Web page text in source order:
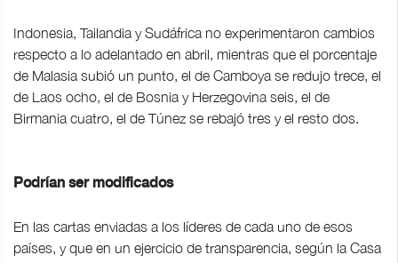
Indonesia, Tailandia y Sudáfrica no experimentaron cambios
respecto a lo adelantado en abril, mientras que el porcentaje
de Malasia subió un punto, el de Camboya se redujo trece, el
de Laos ocho, el de Bosnia y Herzegovina seis, el de
Birmania cuatro, el de Túnez se rebajó tres y el resto dos.
Podrían ser modificados
En las cartas enviadas a los líderes de cada uno de esos
países, y que en un ejercicio de transparencia, según la Casa